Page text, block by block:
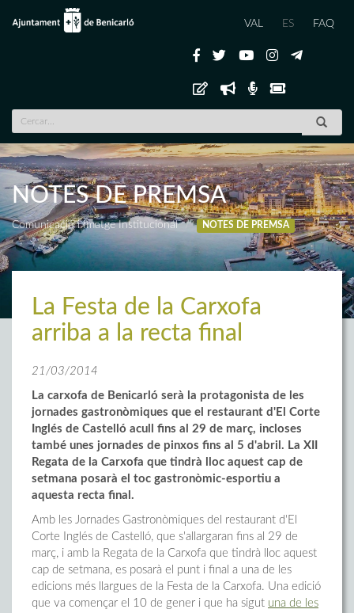
VAL ES FAQ
NOTES DE PREMSA
Comunicació i Imatge Institucional NOTES DE PREMSA
La Festa de la Carxofa
arriba a la recta final
21/03/2014
La carxofa de Benicarló serà la protagonista de les
jornades gastronòmiques que el restaurant d'El Corte
Inglés de Castelló acull fins al 29 de març, incloses
també unes jornades de pinxos fins al 5 d'abril. La XII
Regata de la Carxofa que tindrà lloc aquest cap de
setmana posarà el toc gastronòmic-esportiu a
aquesta recta final.
Amb les Jornades Gastronòmiques del restaurant d'El
Corte Inglés de Castelló, que s'allargaran fins al 29 de
març, i amb la Regata de la Carxofa que tindrà lloc aquest
cap de setmana, es posarà el punt i final a una de les
edicions més llargues de la Festa de la Carxofa. Una edició
que va començar el 10 de gener i que ha sigut una de les